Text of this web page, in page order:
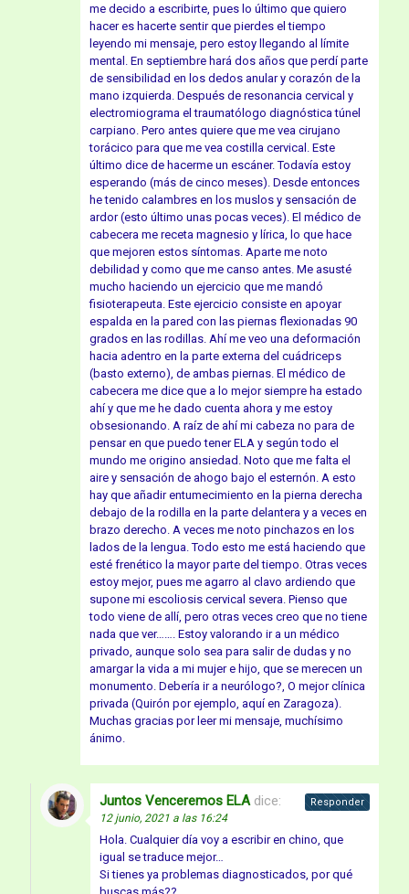
me decido a escribirte, pues lo último que quiero
hacer es hacerte sentir que pierdes el tiempo
leyendo mi mensaje, pero estoy llegando al límite
mental. En septiembre hará dos años que perdí parte
de sensibilidad en los dedos anular y corazón de la
mano izquierda. Después de resonancia cervical y
electromiograma el traumatólogo diagnóstica túnel
carpiano. Pero antes quiere que me vea cirujano
torácico para que me vea costilla cervical. Este
último dice de hacerme un escáner. Todavía estoy
esperando (más de cinco meses). Desde entonces
he tenido calambres en los muslos y sensación de
ardor (esto último unas pocas veces). El médico de
cabecera me receta magnesio y lírica, lo que hace
que mejoren estos síntomas. Aparte me noto
debilidad y como que me canso antes. Me asusté
mucho haciendo un ejercicio que me mandó
fisioterapeuta. Este ejercicio consiste en apoyar
espalda en la pared con las piernas flexionadas 90
grados en las rodillas. Ahí me veo una deformación
hacia adentro en la parte externa del cuádriceps
(basto externo), de ambas piernas. El médico de
cabecera me dice que a lo mejor siempre ha estado
ahí y que me he dado cuenta ahora y me estoy
obsesionando. A raíz de ahí mi cabeza no para de
pensar en que puedo tener ELA y según todo el
mundo me origino ansiedad. Noto que me falta el
aire y sensación de ahogo bajo el esternón. A esto
hay que añadir entumecimiento en la pierna derecha
debajo de la rodilla en la parte delantera y a veces en
brazo derecho. A veces me noto pinchazos en los
lados de la lengua. Todo esto me está haciendo que
esté frenético la mayor parte del tiempo. Otras veces
estoy mejor, pues me agarro al clavo ardiendo que
supone mi escoliosis cervical severa. Pienso que
todo viene de allí, pero otras veces creo que no tiene
nada que ver……. Estoy valorando ir a un médico
privado, aunque solo sea para salir de dudas y no
amargar la vida a mi mujer e hijo, que se merecen un
monumento. Debería ir a neurólogo?, O mejor clínica
privada (Quirón por ejemplo, aquí en Zaragoza).
Muchas gracias por leer mi mensaje, muchísimo
ánimo.
Juntos Venceremos ELA dice:
12 junio, 2021 a las 16:24
Hola. Cualquier día voy a escribir en chino, que
igual se traduce mejor…
Si tienes ya problemas diagnosticados, por qué
Responder